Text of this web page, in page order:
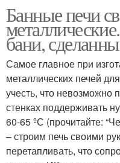
Печь с закрытой
каменкой
Печь из кирпича
Банные печи
бани,
Самое главное при
металлических печей
учесть, что невозможно
стенках поддерживать
60-65 ºС (прочитайте:
– строим печь своими
перетапливать, что